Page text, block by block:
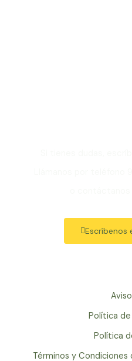
Escríbenos
Política
Política
Términos y